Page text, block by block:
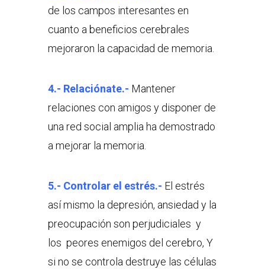
de los campos interesantes en
cuanto a beneficios cerebrales
mejoraron la capacidad de memoria.
4.- Relaciónate.- Mantener
relaciones con amigos y disponer de
una red social amplia ha demostrado
a mejorar la memoria.
5.- Controlar el estrés.- El estrés
así mismo la depresión, ansiedad y la
preocupación son perjudiciales y
los peores enemigos del cerebro, Y
si no se controla destruye las células